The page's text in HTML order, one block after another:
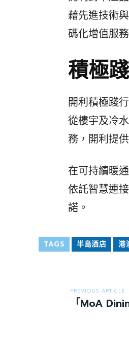
藉先進技術
碼化增值服
積極
開利積極踐
從樓宇及冷
務，開利提
在可持續暖
依託智慧連
諾。
TAGS 半島酒店 港
PREVIOUS ARTICLE
「MoA